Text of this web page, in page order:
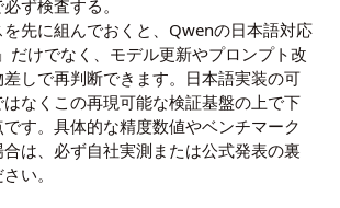
ず検査する。
先に組んでおくと、Qwenの日本語対応
だけでなく、モデル更新やプロンプト改
しで再判断できます。日本語実装の可
なくこの再現可能な検証基盤の上で下
す。具体的な精度数値やベンチマーク
は、必ず自社実測または公式発表の裏
い。